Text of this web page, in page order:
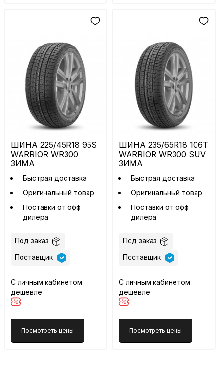
ШИНА 225/45R18 95S
WARRIOR WR300
ЗИМА
Быстрая доставка
Оригинальный товар
Поставки от офф
дилера
Под заказ
Поставщик
С личным кабинетом
дешевле
Посмотреть цены
ШИНА 235/65R18 106T
WARRIOR WR300 SUV
ЗИМА
Быстрая доставка
Оригинальный товар
Поставки от офф
дилера
Под заказ
Поставщик
С личным кабинетом
дешевле
Посмотреть цены